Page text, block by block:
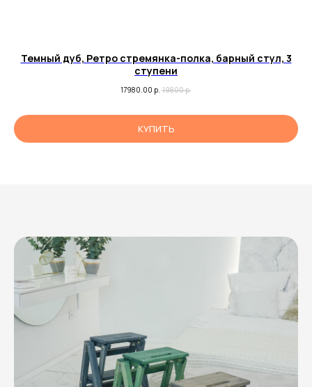
Темный дуб, Ретро стремянка-полка, барный стул, 3
ступени
17980.00 р. 19800р.
КУПИТЬ